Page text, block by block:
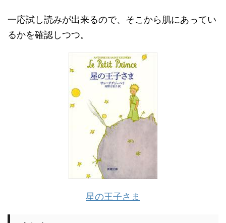
一応試し読みが出来るので、そこから肌にあってい
るかを確認しつつ。
星の王子さま